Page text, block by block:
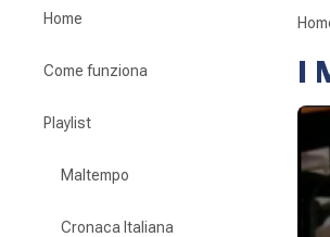
Home
Come funziona
Playlist
Maltempo
Cronaca Italiana
I